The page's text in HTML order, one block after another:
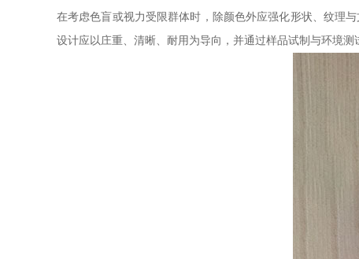
在考虑色盲或视力受限群体时，除颜色外应强化形状、纹理
设计应以庄重、清晰、耐用为导向，并通过样品试制与环境测